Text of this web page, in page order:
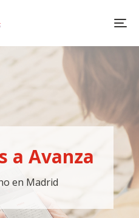
a Avanza
en Madrid